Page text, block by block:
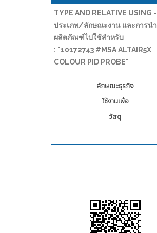
TYPE AND RELATIVE USING -
ประเภท/ลักษณะงาน และการนำ
ผลิตภัณฑ์ไปใช้สำหรับ
: "10172743 #MSA ALTAIR5X
COLOUR PID PROBE"
ลักษณะธุรกิจ
ใช้งานเพื่อ
วัสดุ